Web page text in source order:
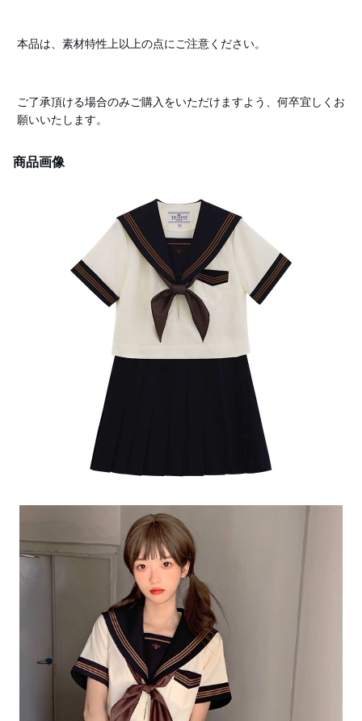
本品は、素材特性上以上の点にご注意ください。
ご了承頂ける場合のみご購入をいただけますよう、何卒宜しくお
願いいたします。
商品画像